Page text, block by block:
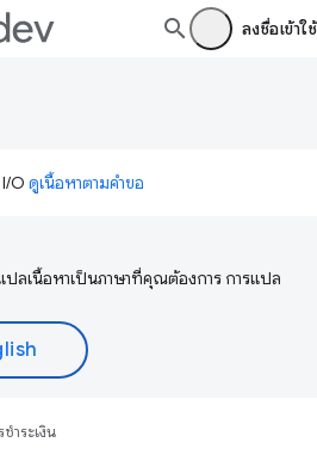
ลงชื่อเข้าใช้
O ดูเนื้อหาตามคำขอ
ปลเนื้อหาเป็นภาษาที่คุณต้องการ การแปล
ชำระเงิน